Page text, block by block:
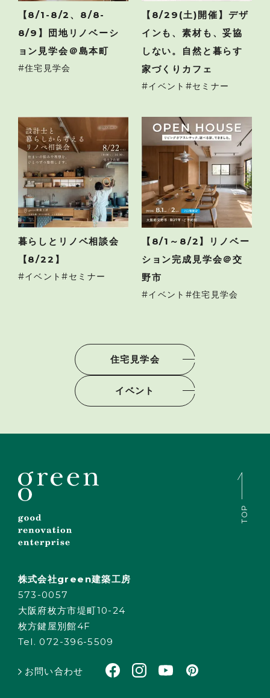
【8/1-8/2、8/8-
8/9】団地リノベーシ
ョン見学会＠島本町
住宅見学会
【8/29(土)開催】デザ
インも、素材も、妥協
しない。自然と暮らす
家づくりカフェ
イベント セミナー
暮らしとリノベ相談会
【8/22】
イベント セミナー
【8/1～8/2】リノベー
ション完成見学会＠交
野市
イベント 住宅見学会
住宅見学会
イベント
株式会社green建築工房
573-0057
大阪府枚方市堤町10-24
枚方鍵屋別館4F
Tel. 072-396-5509
お問い合わせ
TOP